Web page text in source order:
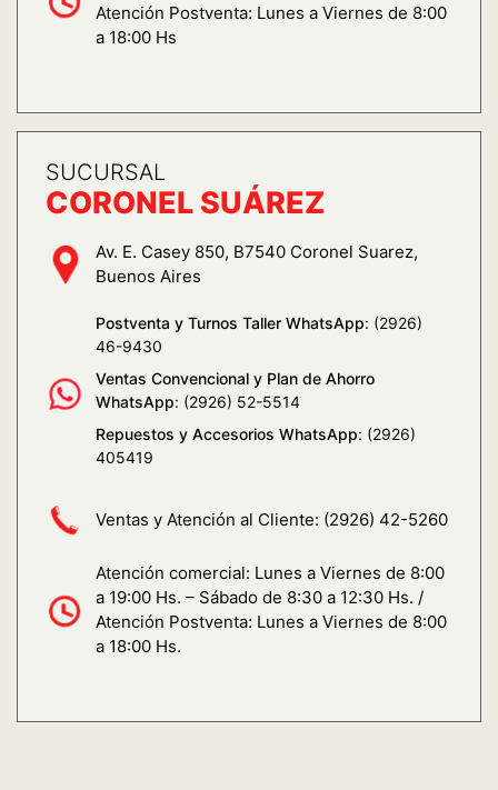
Atención Postventa: Lunes a Viernes de 8:00
a 18:00 Hs
SUCURSAL
CORONEL SUÁREZ
Av. E. Casey 850, B7540 Coronel Suarez,
Buenos Aires
Postventa y Turnos Taller WhatsApp: (2926)
46-9430
Ventas Convencional y Plan de Ahorro
WhatsApp: (2926) 52-5514
Repuestos y Accesorios WhatsApp: (2926)
405419
Ventas y Atención al Cliente: (2926) 42-5260
Atención comercial: Lunes a Viernes de 8:00
a 19:00 Hs. – Sábado de 8:30 a 12:30 Hs. /
Atención Postventa: Lunes a Viernes de 8:00
a 18:00 Hs.